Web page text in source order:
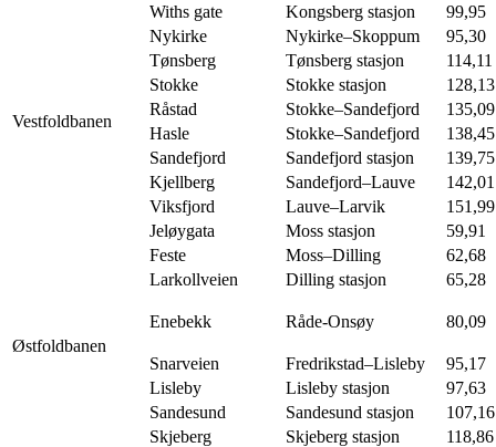
Withs gate
Kongsberg stasjon 99,95
Vestfoldbanen
Nykirke Nykirke–Skoppum
95,30
Tønsberg
Tønsberg stasjon
114,11
Stokke
Stokke stasjon
128,13
Råstad
Stokke–Sandefjord
135,09
Hasle
Stokke–Sandefjord
138,45
Sandefjord
Sandefjord stasjon
139,75
Kjellberg
Sandefjord–Lauve
142,01
Viksfjord
Lauve–Larvik 151,99
Østfoldbanen
Jeløygata Moss stasjon
59,91
Feste
Moss–Dilling
62,68
Larkollveien
Dilling stasjon 65,28
Enebekk Råde-Onsøy 80,09
Snarveien Fredrikstad–Lisleby
95,17
Lisleby
Lisleby stasjon
97,63
Sandesund
Sandesund stasjon
107,16
Skjeberg
Skjeberg stasjon
118,86